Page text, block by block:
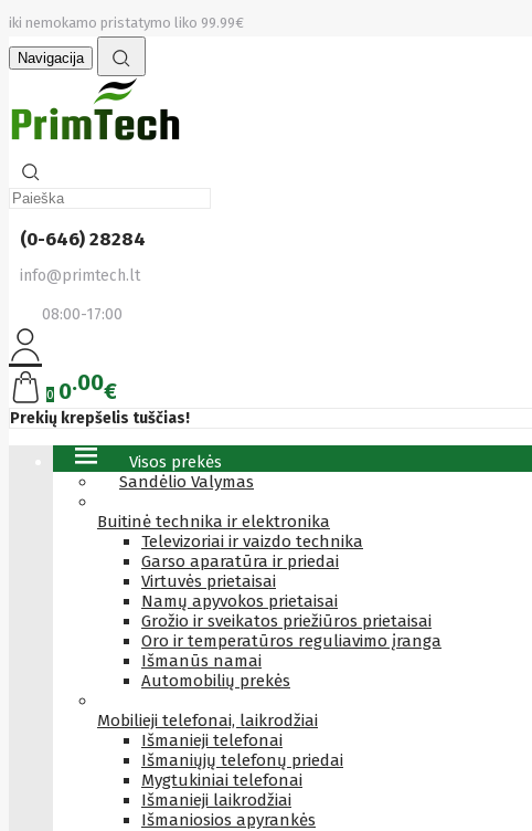
iki nemokamo pristatymo liko 99.99€
Navigacija
(0-646) 28284
info@primtech.lt
08:00-17:00
0 0 00€
Prekių krepšelis tuščias!
Visos prekės
Sandėlio Valymas
Buitinė technika ir elektronika
Televizoriai ir vaizdo technika
Garso aparatūra ir priedai
Virtuvės prietaisai
Namų apyvokos prietaisai
Grožio ir sveikatos priežiūros prietaisai
Oro ir temperatūros reguliavimo įranga
Išmanūs namai
Automobilių prekės
Mobilieji telefonai, laikrodžiai
Išmanieji telefonai
Išmaniųjų telefonų priedai
Mygtukiniai telefonai
Išmanieji laikrodžiai
Išmaniosios apyrankės